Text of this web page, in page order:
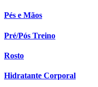
Pés e Mãos
Pré/Pós Treino
Rosto
Hidratante Corporal